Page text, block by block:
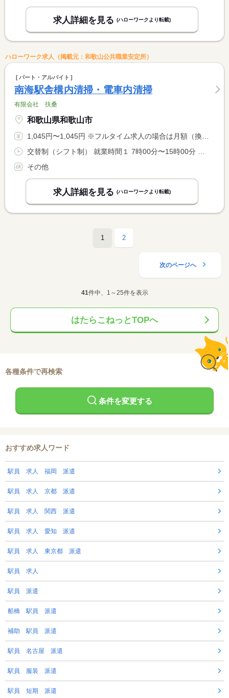
求人詳細を見る (ハローワークより転載)
ハローワーク求人（掲載元：和歌山公共職業安定所）
パート・アルバイト
南海駅舎構内清掃・電車内清掃
有限会社 扶桑
和歌山県和歌山市
1,045円〜1,045円 ※フルタイム求人の場合は月額（換算額）、パート求人の場合は時間額を表示しています。
交替制（シフト制） 就業時間１ 7時00分〜15時00分 就業時間２ 17時00分〜22時00分 就業時間に関する特記事項 ・清掃場所によって就業時間が異なります。 <BR> ・１７−２２は休憩無し
その他
求人詳細を見る (ハローワークより転載)
1 2
次のページへ
41件中、1～25件を表示
はたらこねっとTOPへ
各種条件で再検索
条件を変更する
おすすめ求人ワード
駅員 求人 福岡 派遣
駅員 求人 京都 派遣
駅員 求人 関西 派遣
駅員 求人 愛知 派遣
駅員 求人 東京都 派遣
駅員 求人
駅員 派遣
船橋 駅員 派遣
補助 駅員 派遣
駅員 名古屋 派遣
駅員 服装 派遣
駅員 短期 派遣